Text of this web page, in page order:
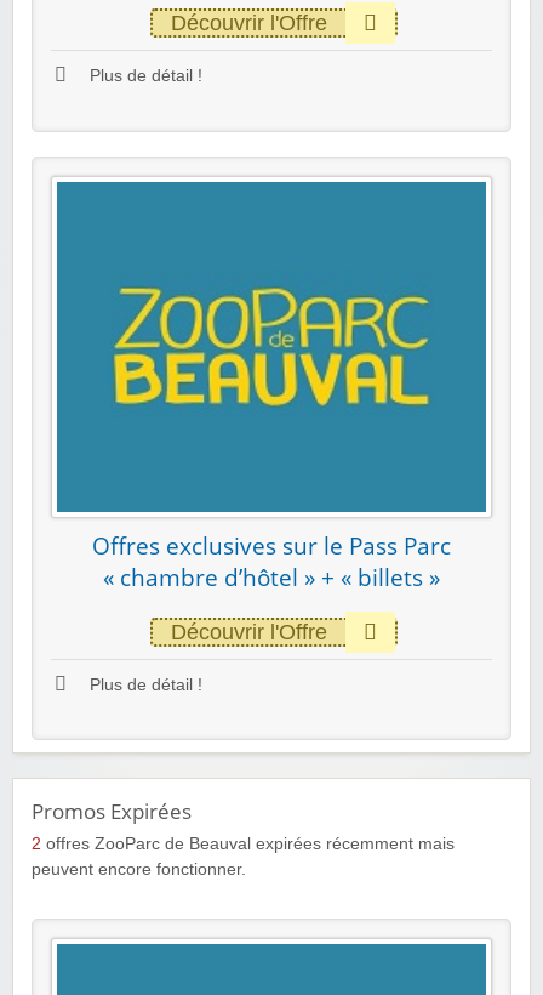
Découvrir l'Offre
Plus de détail !
Offres exclusives sur le Pass Parc
« chambre d’hôtel » + « billets »
Découvrir l'Offre
Plus de détail !
Promos Expirées
2 offres ZooParc de Beauval expirées récemment mais
peuvent encore fonctionner.